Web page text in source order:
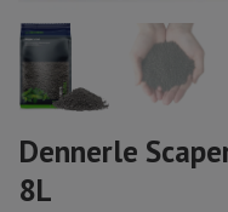
Dennerle
8L